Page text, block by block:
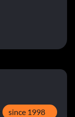
since 1998